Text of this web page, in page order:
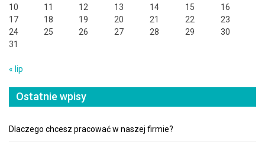
10
11 12 13 14 15
16
17
18 19 20 21 22
23
24
25 26 27 28 29
30
31
« lip
Ostatnie wpisy
Dlaczego chcesz pracować w naszej firmie?